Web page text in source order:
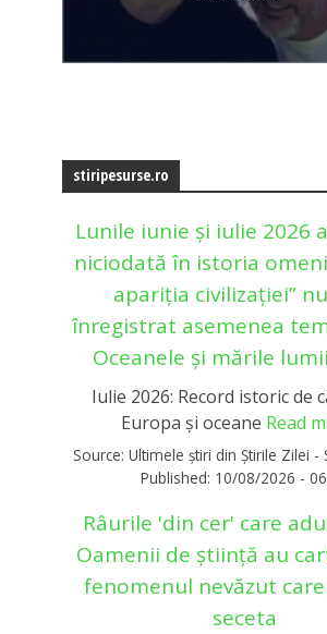
stiripesurse.ro
Lunile iunie și iulie 2026
niciodată în istoria
apariția civilizației”
înregistrat asemenea
Oceanele și mările
Iulie 2026: Record istoric de
Europa și oceane Read
Source: Ultimele știri din Știrile Zilei -
Published: 10/08/2026 -
Râurile 'din cer' care
Oamenii de știință au
fenomenul nevăzut
seceta